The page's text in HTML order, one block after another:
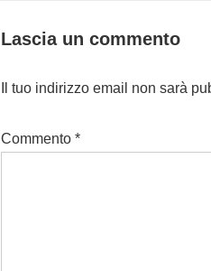
Lascia un commento
Il tuo indirizzo email non sarà
Commento *